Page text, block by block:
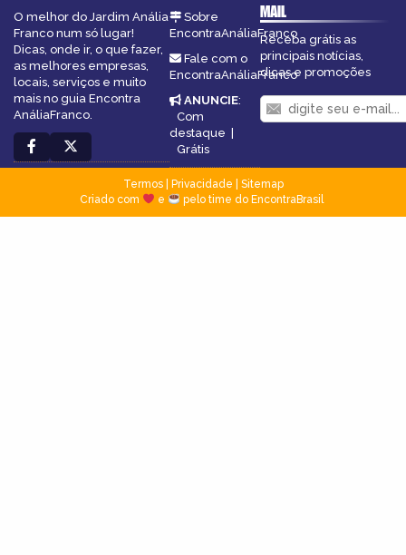
O melhor do Jardim Anália
Franco num só lugar!
Dicas, onde ir, o que fazer,
as melhores empresas,
locais, serviços e muito
mais no guia Encontra
AnáliaFranco.
Sobre
EncontraAnáliaFranco
Fale com o
EncontraAnáliaFranco
ANUNCIE:
Com
destaque |
Grátis
MAIL
Receba grátis as
principais notícias,
dicas e promoções
Termos| Privacidade
Sitemap
Criado com
e pelo time do EncontraBrasil